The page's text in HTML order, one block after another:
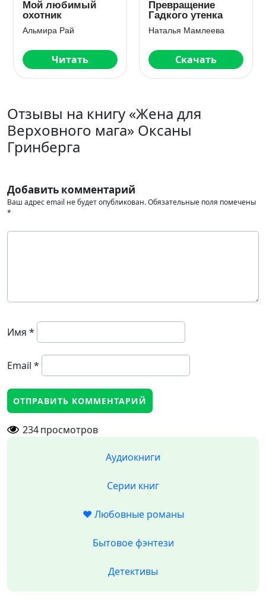
Мой любимый
охотник
Альмира Рай
Читать
Превращение
Гадкого утенка
Наталья Мамлеева
Скачать
Отзывы на книгу «Жена для
Верховного мага» Оксаны
Гринберга
Добавить комментарий
Ваш адрес email не будет опубликован.Обязательные поля помечены
*
Имя *
Email *
234просмотров
Аудиокниги
Серии книг
❤️ Любовные романы
Бытовое фэнтези
Детективы